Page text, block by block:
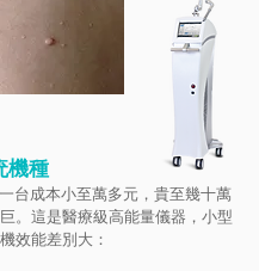
機種
台成本小至萬多元，貴至幾十萬
。這是醫療級高能量儀器，小型
效能差別大：